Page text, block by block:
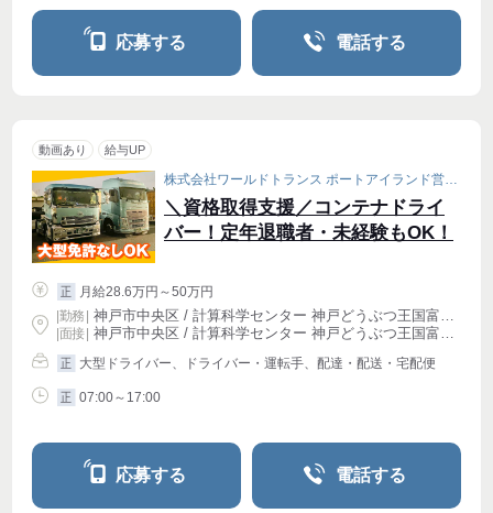
応募する 電話する
動画あり 給与UP
株式会社ワールドトランス ポートアイランド営業所［001］
＼資格取得支援／コンテナドライ
バー！定年退職者・未経験もOK！
正
月給28.6万円～50万円
|勤務 神戸市中央区 / 計算科学センター 神戸どうぶつ王国富岳前駅 (徒歩 5分)
| 面接 | 神戸市中央区 / 計算科学センター 神戸どうぶつ王国富岳前駅 (徒歩 5分)
正 大型ドライバー、ドライバー・運転手、配達・配送・宅配便
正 07:00～17:00
応募する 電話する